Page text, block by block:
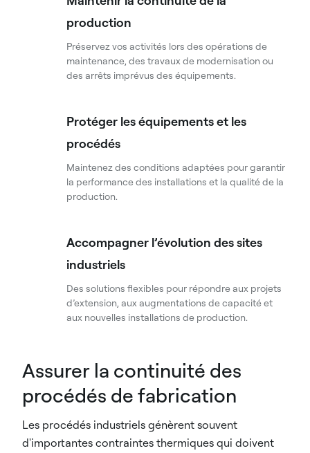
production
Préservez vos activités lors des opérations de
maintenance, des travaux de modernisation ou
des arrêts imprévus des équipements.
Protéger les équipements et les
procédés
Maintenez des conditions adaptées pour garantir
la performance des installations et la qualité de la
production.
Accompagner l’évolution des sites
industriels
Des solutions flexibles pour répondre aux projets
d’extension, aux augmentations de capacité et
aux nouvelles installations de production.
Assurer la continuité des
procédés de fabrication
Les procédés industriels génèrent souvent
d'importantes contraintes thermiques qui doivent